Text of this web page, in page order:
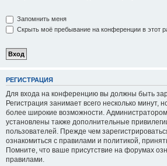
Запомнить меня
Скрыть моё пребывание на конференции в этот
РЕГИСТРАЦИЯ
Для входа на конференцию вы должны быть
Регистрация занимает всего несколько минут,
более широкие возможности.
установлены также дополнительные
пользователей. Прежде чем
ознакомиться с правилами и политикой,
Помните, что ваше присутствие на форумах
правилами.